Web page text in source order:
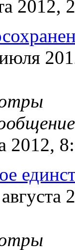
2012,
2012,